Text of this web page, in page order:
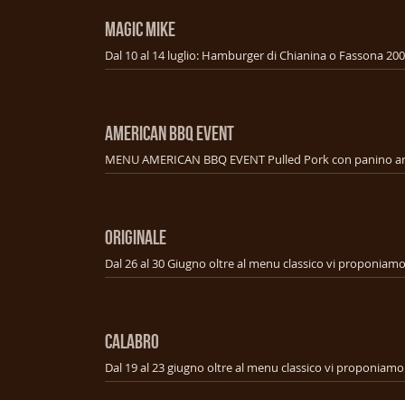
MAGIC MIKE
AMERICAN BBQ EVENT
ORIGINALE
CALABRO